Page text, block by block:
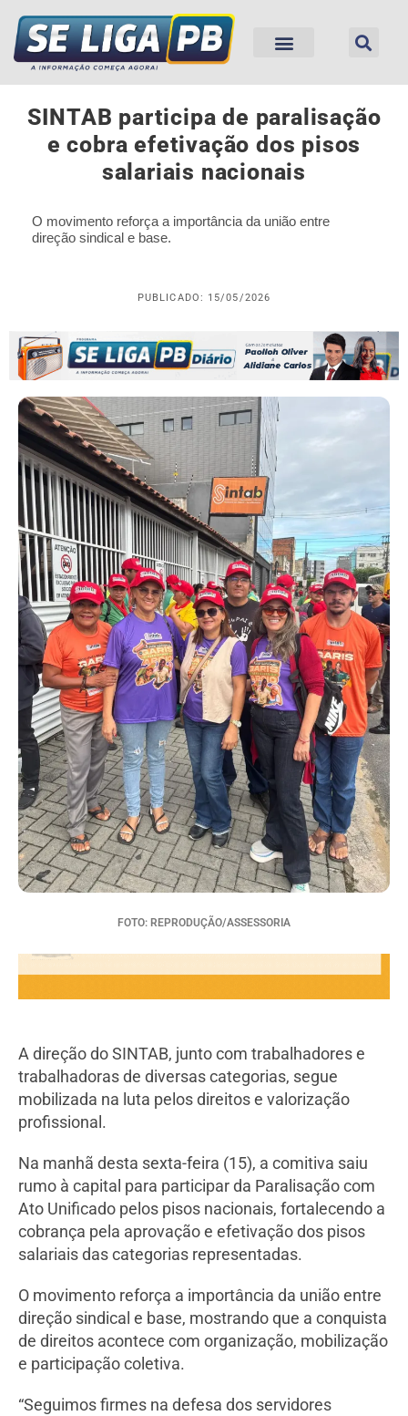
SINTAB participa de paralisação
e cobra efetivação dos pisos
salariais nacionais
O movimento reforça a importância da união entre
direção sindical e base.
PUBLICADO: 15/05/2026
FOTO: REPRODUÇÃO/ASSESSORIA
A direção do SINTAB, junto com trabalhadores e
trabalhadoras de diversas categorias, segue
mobilizada na luta pelos direitos e valorização
profissional.
Na manhã desta sexta-feira (15), a comitiva saiu
rumo à capital para participar da Paralisação com
Ato Unificado pelos pisos nacionais, fortalecendo a
cobrança pela aprovação e efetivação dos pisos
salariais das categorias representadas.
O movimento reforça a importância da união entre
direção sindical e base, mostrando que a conquista
de direitos acontece com organização, mobilização
e participação coletiva.
“Seguimos firmes na defesa dos servidores